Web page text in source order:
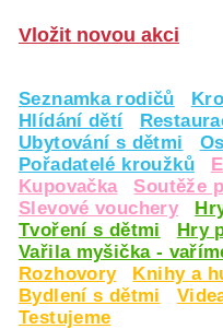
Vložit novou akci
Seznamka rodičů
Hlídání dětí
Ubytování s dětmi
Pořadatelé kroužků
Kupovačka
Soutěže
Slevové vouchery
Tvoření s dětmi
Hry
Vařila myšička -
Rozhovory
Knihy a
Bydlení s dětmi
Testujeme